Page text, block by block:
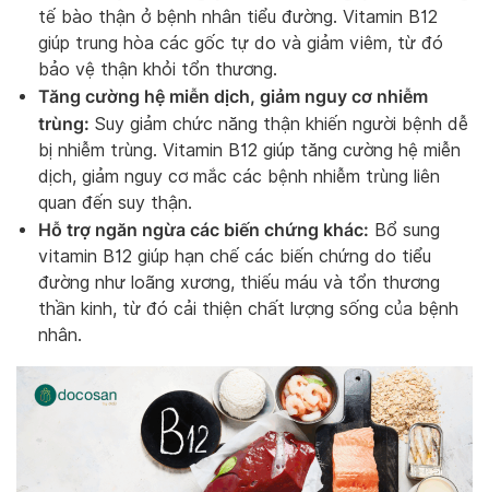
tế bào thận ở bệnh nhân tiểu đường. Vitamin B12
giúp trung hòa các gốc tự do và giảm viêm, từ đó
bảo vệ thận khỏi tổn thương.
Tăng cường hệ miễn dịch, giảm nguy cơ nhiễm
trùng: Suy giảm chức năng thận khiến người bệnh dễ
bị nhiễm trùng. Vitamin B12 giúp tăng cường hệ miễn
dịch, giảm nguy cơ mắc các bệnh nhiễm trùng liên
quan đến suy thận.
Hỗ trợ ngăn ngừa các biến chứng khác: Bổ sung
vitamin B12 giúp hạn chế các biến chứng do tiểu
đường như loãng xương, thiếu máu và tổn thương
thần kinh, từ đó cải thiện chất lượng sống của bệnh
nhân.